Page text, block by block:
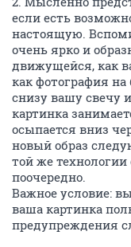
если есть
настоящую.
очень ярко и
движущейся, как
как фотография
снизу вашу свечу
картинка
осыпается вниз
новый образ
той же технологии
поочередно.
Важное условие:
ваша картинка
предупреждения